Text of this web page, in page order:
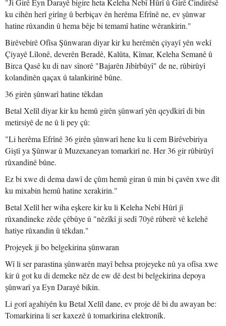
"Ji Girê Eyn Darayê bigire heta Keleha Nebî Hûrî û Girê Cindirêsê
ku cihên herî girîng û berbiçav ên herêma Efrînê ne, ev şûnwar
hatine rûxandin û hema bêje bi temamî hatine wêrankirin."
Birêvebirê Ofîsa Şûnwaran diyar kir ku herêmên çiyayî yên wekî
Çiyayê Lîlonê, deverên Beradê, Kalûta, Kîmar, Keleha Semanê û
Birca Qasê ku di nav sînorê "Bajarên Jibîrbûyî" de ne, rûbirûyî
kolandinên qaçax û talankirinê bûne.
36 girên şûnwarî hatine têkdan
Betal Xelîl diyar kir ku hemû girên şûnwarî yên qeydkirî di bin
metirsiyê de ne û li pey çû:
"Li herêma Efrînê 36 girên şûnwarî hene ku li cem Birêvebiriya
Giştî ya Şûnwar û Muzexaneyan tomarkirî ne. Her 36 gir rûbirûyî
rûxandinê bûne.
Ez bi xwe di dema dawî de çûm hemû giran û min bi çavên xwe dît
ku mixabin hemû hatine xerakirin."
Betal Xelîl her wiha eşkere kir ku li Keleha Nebî Hûrî jî
rûxandineke zêde çêbûye û "nêzîkî ji sedî 70yê rûberê vê kelehê
hatiye rûxandin û têkdan."
Projeyek ji bo belgekirina şûnwaran
Wî li ser parastina şûnwarên mayî behsa projeyeke nû ya ofîsa xwe
kir û got ku di demeke nêz de ew dê dest bi belgekirina depoya
şûnwarî ya Eyn Darayê bikin.
Li gorî agahiyên ku Betal Xelîl dane, ev proje dê bi du awayan be:
Tomarkirina li ser kaxezê û tomarkirina elektronîk.